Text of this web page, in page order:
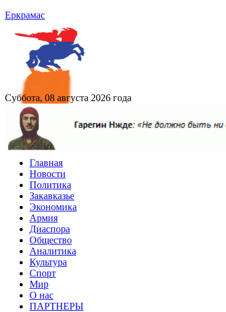
Еркрамас
Суббота, 08 августа 2026 года
Главная
Новости
Политика
Закавказье
Экономика
Армия
Диаспора
Общество
Аналитика
Культура
Спорт
Мир
О нас
ПАРТНЕРЫ